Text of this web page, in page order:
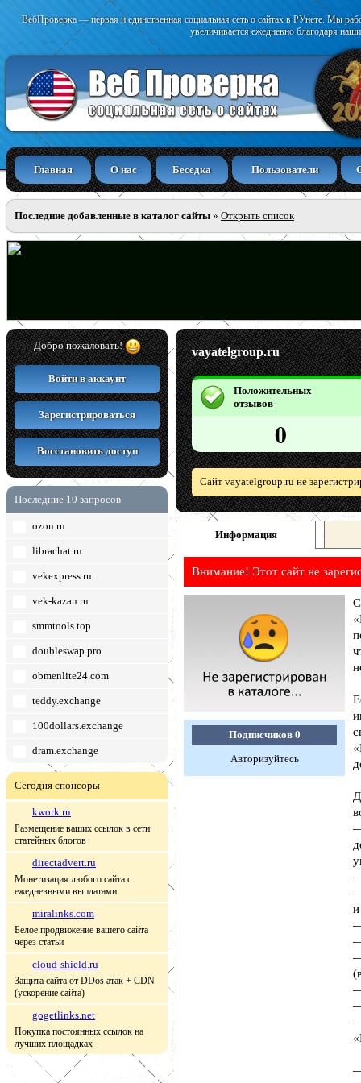
ВебПроверка — первая и единственная социальная сеть о сайтах в РУнете. Мы
увеличивается ежедневно благодаря
Главная О нас Беседка Пользователи
Последние добавленные в каталог сайты » Открыть список
Добро пожаловать!
Войти в аккаунт
Зарегистрироваться
Восстановить доступ
Последние 10 запросов
ozon.ru
librachat.ru
vekexpress.ru
vek-kazan.ru
smmtools.top
doubleswap.pro
obmenlite24.com
teddy.exchange
100dollars.exchange
dram.exchange
Сегодня спонсоры
kwork.ru
Размещение ваших ссылок в сети
статейных блогов
directadvert.ru
Монетизация любого сайта с
ежедневными выплатами
miralinks.com
Белое продвижение вашего сайта
через статьи
cloud-shield.ru
Защита сайта от DDos атак + CDN
(ускорение сайта)
gogetlinks.net
Покупка постоянных ссылок на
лучших площадках
vayatelgroup.ru
Положительных
отзывов
0
Сайт vayatelgroup.ru не
Информация
Внимание! Этот сайт не
Подписчиков 0
Авторизуйтесь